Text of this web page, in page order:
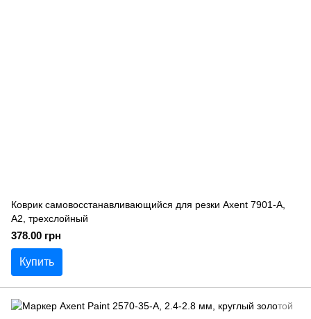
Коврик самовосстанавливающийся для резки Axent 7901-A,
А2, трехслойный
378.00 грн
Купить